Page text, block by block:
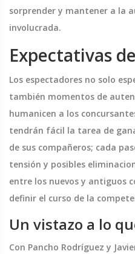
sorprender y mantener a la
involucrada.
Expectativas
Los espectadores no solo
también momentos de
humanicen a los
tendrán fácil la tarea de
de sus compañeros; cada
tensión y posibles
entre los nuevos y antiguos
definir el curso de la
Un vistazo a lo
Con Pancho Rodríguez y